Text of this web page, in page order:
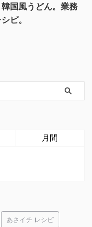
韓国風うどん。業務
ピ。
月間
あさイチ レシピ